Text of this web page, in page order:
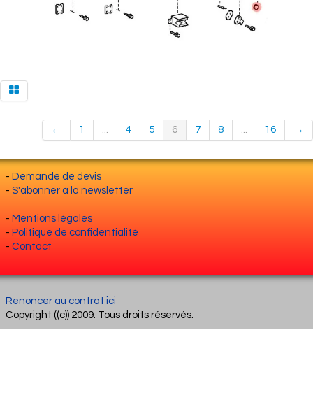
← 1 4 5 6 7 8 16 →
- Demande de devis
- S'abonner à la newsletter
- Mentions légales
- Politique de confidentialité
- Contact
Renoncer au contrat ici
Copyright ((c)) 2009. Tous droits réservés.